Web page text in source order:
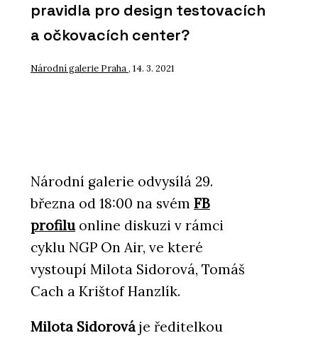
pravidla pro design testovacích
a očkovacích center?
Národní galerie Praha, 14. 3. 2021
Národní galerie odvysílá 29.
března od 18:00 na svém FB
profiluonline diskuzi v rámci
cyklu NGP On Air, ve které
vystoupí Milota Sidorová, Tomáš
Cach a Krištof Hanzlík.
Milota Sidorová je ředitelkou